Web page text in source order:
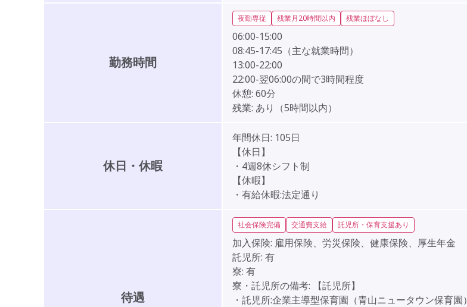
勤務時間
夜勤専従 残業月20時間以内 残業ほぼなし
06:00-15:00
08:45-17:45（主な就業時間）
13:00-22:00
22:00-翌06:00の間で3時間程度
休憩: 60分
残業: あり（5時間以内）
休日・休暇
年間休日: 105日
【休日】
・4週8休シフト制
【休暇】
・有給休暇:法定通り
待遇
社会保険完備 交通費支給 託児所・保育支援あり
加入保険: 雇用保険、労災保険、健康保険、厚生年金
託児所: 有
寮: 有
寮・託児所の備考:
【託児所】
・託児所:企業主導型保育園（青山ニュータウン保育園）